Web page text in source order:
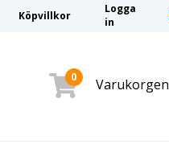
Köpvillkor
Logga
in
0 Varukorgen